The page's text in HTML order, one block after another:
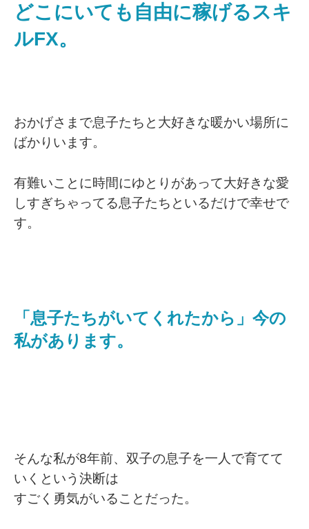
どこにいても自由に稼げるスキ
ルFX。
おかげさまで息子たちと大好きな暖かい場所に
ばかりいます。
有難いことに時間にゆとりがあって大好きな愛
しすぎちゃってる息子たちといるだけで幸せで
す。
「息子たちがいてくれたから」今の
私があります。
そんな私が8年前、双子の息子を一人で育てて
いくという決断は
すごく勇気がいることだった。